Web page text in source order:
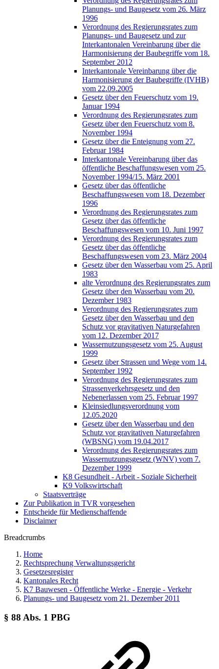
Planungs- und Baugesetz vom 26. März
1996
Verordnung des Regierungsrates zum
Planungs- und Baugesetz und zur
Interkantonalen Vereinbarung über die
Harmonisierung der Baubegriffe vom 18.
September 2012
Interkantonale Vereinbarung über die
Harmonisierung der Baubegriffe (IVHB)
vom 22.09.2005
Gesetz über den Feuerschutz vom 19.
Januar 1994
Verordnung des Regierungsrates zum
Gesetz über den Feuerschutz vom 8.
November 1994
Gesetz über die Enteignung vom 27.
Februar 1984
Interkantonale Vereinbarung über das
öffentliche Beschaffungswesen vom 25.
November 1994/15. März 2001
Gesetz über das öffentliche
Beschaffungswesen vom 18. Dezember
1996
Verordnung des Regierungsrates zum
Gesetz über das öffentliche
Beschaffungswesen vom 10. Juni 1997
Verordnung des Regierungsrates zum
Gesetz über das öffentliche
Beschaffungswesen vom 23. März 2004
Gesetz über den Wasserbau vom 25. April
1983
alte Verordnung des Regierungsrates zum
Gesetz über den Wasserbau vom 20.
Dezember 1983
Verordnung des Regierungsrates zum
Gesetz über den Wasserbau und den
Schutz vor gravitativen Naturgefahren
vom 12. Dezember 2017
Wassernutzungsgesetz vom 25. August
1999
Gesetz über Strassen und Wege vom 14.
September 1992
Verordnung des Regierungsrates zum
Strassenverkehrsgesetz und den
Nebenerlassen vom 25. Februar 1997
Kleinsiedlungsverordnung vom
12.05.2020
Gesetz über den Wasserbau und den
Schutz vor gravitativen Naturgefahren
(WBSNG) vom 19.04.2017
Verordnung des Regierungsrates zum
Wassernutzungsgesetz (WNV) vom 7.
Dezember 1999
K8 Gesundheit - Arbeit - Soziale Sicherheit
K9 Volkswirtschaft
Staatsverträge
Zur Publikation in TVR vorgesehen
Entscheide für Medienschaffende
Disclaimer
Breadcrumbs
Home
Rechtsprechung Verwaltungsgericht
Gesetzesregister
Kantonales Recht
K7 Bauwesen - Öffentliche Werke - Energie - Verkehr
Planungs- und Baugesetz vom 21. Dezember 2011
§ 88 Abs. 1 PBG